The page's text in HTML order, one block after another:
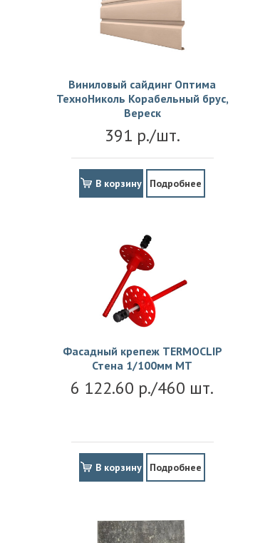
Виниловый сайдинг Оптима
ТехноНиколь Корабельный брус,
Вереск
391 р./шт.
В корзину Подробнее
Фасадный крепеж TERMOCLIP
Стена 1/100мм MT
6 122.60 р./460 шт.
В корзину Подробнее